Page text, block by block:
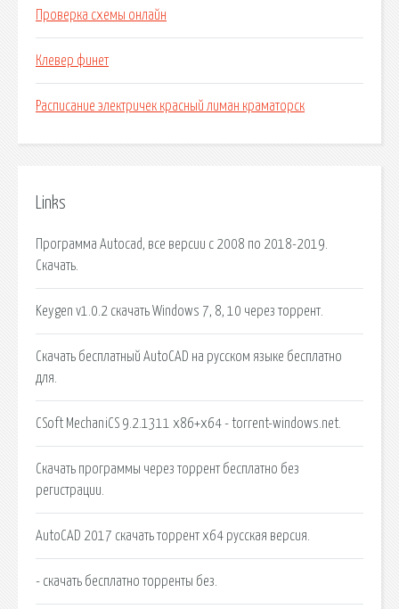
Проверка схемы онлайн
Клевер финет
Расписание электричек красный лиман краматорск
Links
Программа Autocad, все версии с 2008 по 2018-2019.
Скачать.
Keygen v1.0.2 скачать Windows 7, 8, 10 через торрент.
Скачать бесплатный AutoCAD на русском языке бесплатно
для.
CSoft MechaniCS 9.2.1311 x86+x64 - torrent-windows.net.
Скачать программы через торрент бесплатно без
регистрации.
AutoCAD 2017 скачать торрент x64 русская версия.
- скачать бесплатно торренты без.